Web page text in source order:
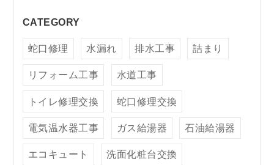
CATEGORY
蛇口修理 水漏れ 排水工事 詰まり
リフォーム工事 水道工事
トイレ修理交換 蛇口修理交換
電気温水器工事 ガス給湯器 石油給湯器
エコキュート 洗面化粧台交換